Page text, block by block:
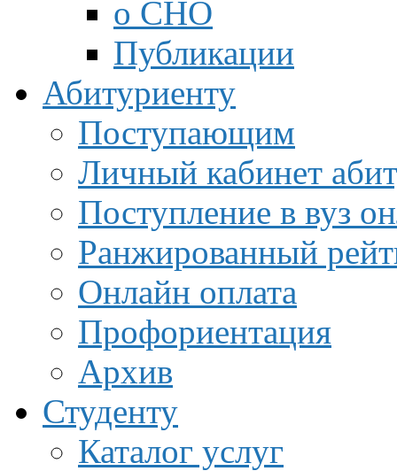
о СНО
Публикации
Абитуриенту
Поступающим
Личный кабинет
Поступление в вуз
Ранжированный
Онлайн оплата
Профориентация
Архив
Студенту
Каталог услуг